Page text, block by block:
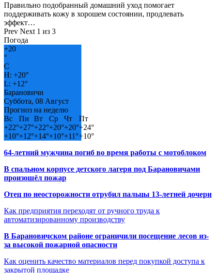
Правильно подобранный домашний уход помогает
поддерживать кожу в хорошем состоянии, продлевать
эффект…
Prev Next 1 из 3
Погода
+20
°
C
H: +20°
L: +12°
Барановичи
Суббота, 08 Август
Прогноз на неделю
Вс
Пн Вт Ср Чт
Пт
+22°+27°+22°+20°+20°+24°
+10°+12°+14°+10°+11°+10°
64-летний мужчина погиб во время работы с мотоблоком
В спальном корпусе детского лагеря под Барановичами
произошёл пожар
Отец по неосторожности отрубил пальцы 13-летней дочери
Как предприятия переходят от ручного труда к
автоматизированному производству
В Барановичском районе ограничили посещение лесов из-
за высокой пожарной опасности
Как оценить качество материалов перед покупкой доступа к
закрытой площадке